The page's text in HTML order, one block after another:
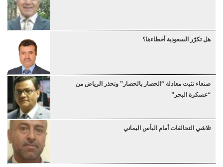
هل تكرّر السعودية أخطاءها؟
صنعاء تثبت معادلة “الحصار بالحصار” وتحذر الرياض من
“عسكرة البحر”
تلاشي التحالفات أمام البأس اليماني